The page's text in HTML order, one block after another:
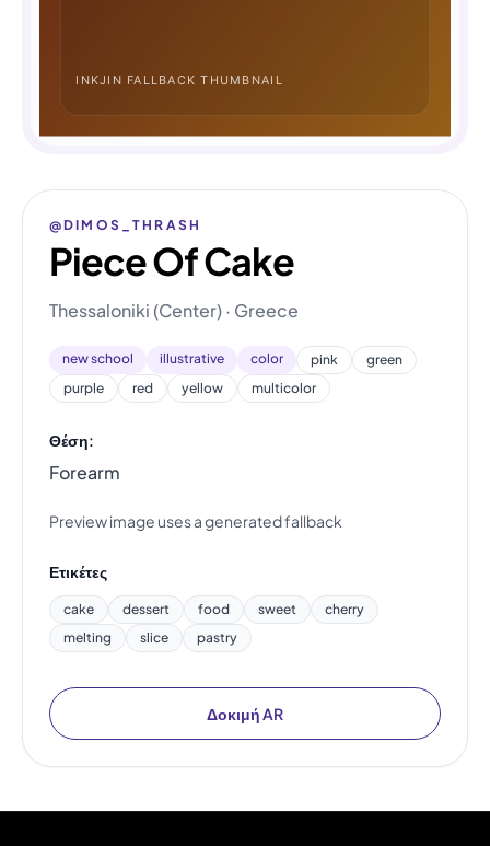
@DIMOS_THRASH
Piece Of Cake
Thessaloniki (Center) · Greece
new school illustrative color pink
green
purple
red yellow multicolor
Θέση:
Forearm
Preview image uses a generated fallback
Ετικέτες
cake dessert food sweet
cherry
melting
slice pastry
Δοκιμή AR